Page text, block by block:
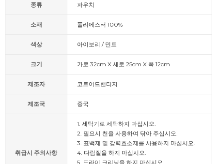
종류 파우치
소재 폴리에스터 100%
색상 아이보리 / 민트
크기 가로 32cm X 세로 25cm X 폭 12cm
제조자 코트어드밴티지
제조국 중국
취급시 주의사항
1. 세탁기로 세탁하지 마십시오.
2. 필요시 천을 사용하여 닦아 주십시오.
3. 표백제 및 강력효소제를 사용하지 마십시오.
4. 다림질을 하지 마십시오.
5. 드라이 크리닝을 하지 마십시오.